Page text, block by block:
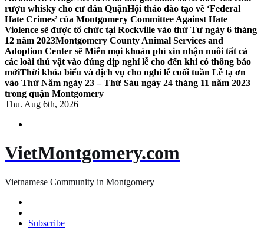
rượu whisky cho cư dân QuậnHội thảo đào tạo về ‘Federal
Hate Crimes’ của Montgomery Committee Against Hate
Violence sẽ được tổ chức tại Rockville vào thứ Tư ngày 6 tháng
12 năm 2023Montgomery County Animal Services and
Adoption Center sẽ Miễn mọi khoản phí xin nhận nuôi tất cả
các loài thú vật vào đúng dịp nghỉ lễ cho đến khi có thông báo
mớiThời khóa biểu và dịch vụ cho nghỉ lễ cuối tuần Lễ tạ ơn
vào Thứ Năm ngày 23 – Thứ Sáu ngày 24 tháng 11 năm 2023
trong quận Montgomery
Thu. Aug 6th, 2026
VietMontgomery.com
Vietnamese Community in Montgomery
Subscribe